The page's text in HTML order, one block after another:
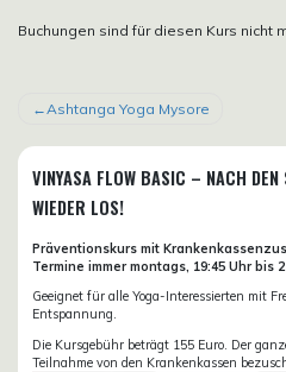
Buchungen sind für diesen Kurs nicht
BEITRAGSNAVIGATION
Ashtanga Yoga Mysore
VINYASA FLOW BASIC – NACH DEN
WIEDER LOS!
Präventionskurs mit
Termine immer montags, 19:45 Uhr bis
Geeignet für alle Yoga-Interessierten mit
Entspannung.
Die Kursgebühr beträgt 155 Euro. Der
Teilnahme von den Krankenkassen